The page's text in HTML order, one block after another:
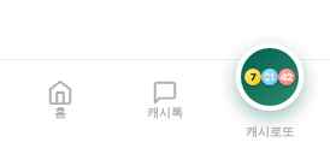
홈 캐시톡
7 21 42
캐시로또